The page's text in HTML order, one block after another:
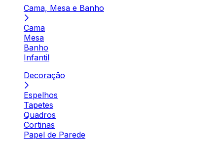
Cama, Mesa e Banho
Cama
Mesa
Banho
Infantil
Decoração
Espelhos
Tapetes
Quadros
Cortinas
Papel de Parede